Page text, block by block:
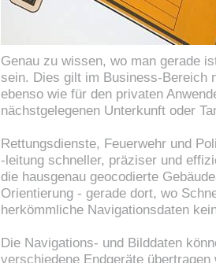
Genau zu wissen, wo man gerade
sein. Dies gilt im Business-Bereich
ebenso wie für den privaten
nächstgelegenen Unterkunft oder
Rettungsdienste, Feuerwehr und
-leitung schneller, präziser und
die hausgenau geocodierte
Orientierung - gerade dort, wo
herkömmliche Navigationsdaten
Die Navigations- und Bilddaten
verschiedene Endgeräte